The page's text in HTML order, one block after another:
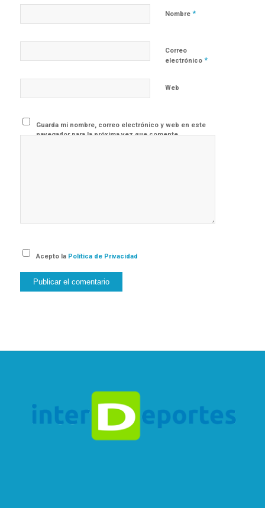
Nombre *
Correo
electrónico *
Web
Guarda mi nombre, correo electrónico y web en este
navegador para la próxima vez que comente.
Acepto la Política de Privacidad